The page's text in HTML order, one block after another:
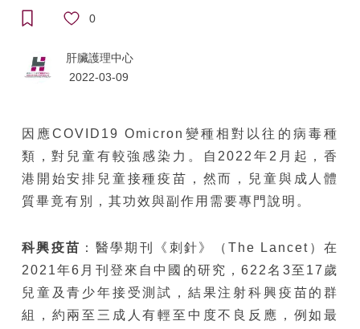
0
肝臟護理中心
2022-03-09
因應COVID19 Omicron變種相對以往的病毒種
類，對兒童有較強感染力。自2022年2月起，香
港開始安排兒童接種疫苗，然而，兒童與成人體
質畢竟有別，其功效與副作用需要專門說明。
科興疫苗 ：醫學期刊《刺針》（The Lancet）在
2021年6月刊登來自中國的研究，622名3至17歲
兒童及青少年接受測試，結果注射科興疫苗的群
組，約兩至三成人有輕至中度不良反應，例如最